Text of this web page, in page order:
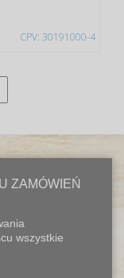
CPV: 30191000-4
ZAMÓWIEŃ
wszystkie